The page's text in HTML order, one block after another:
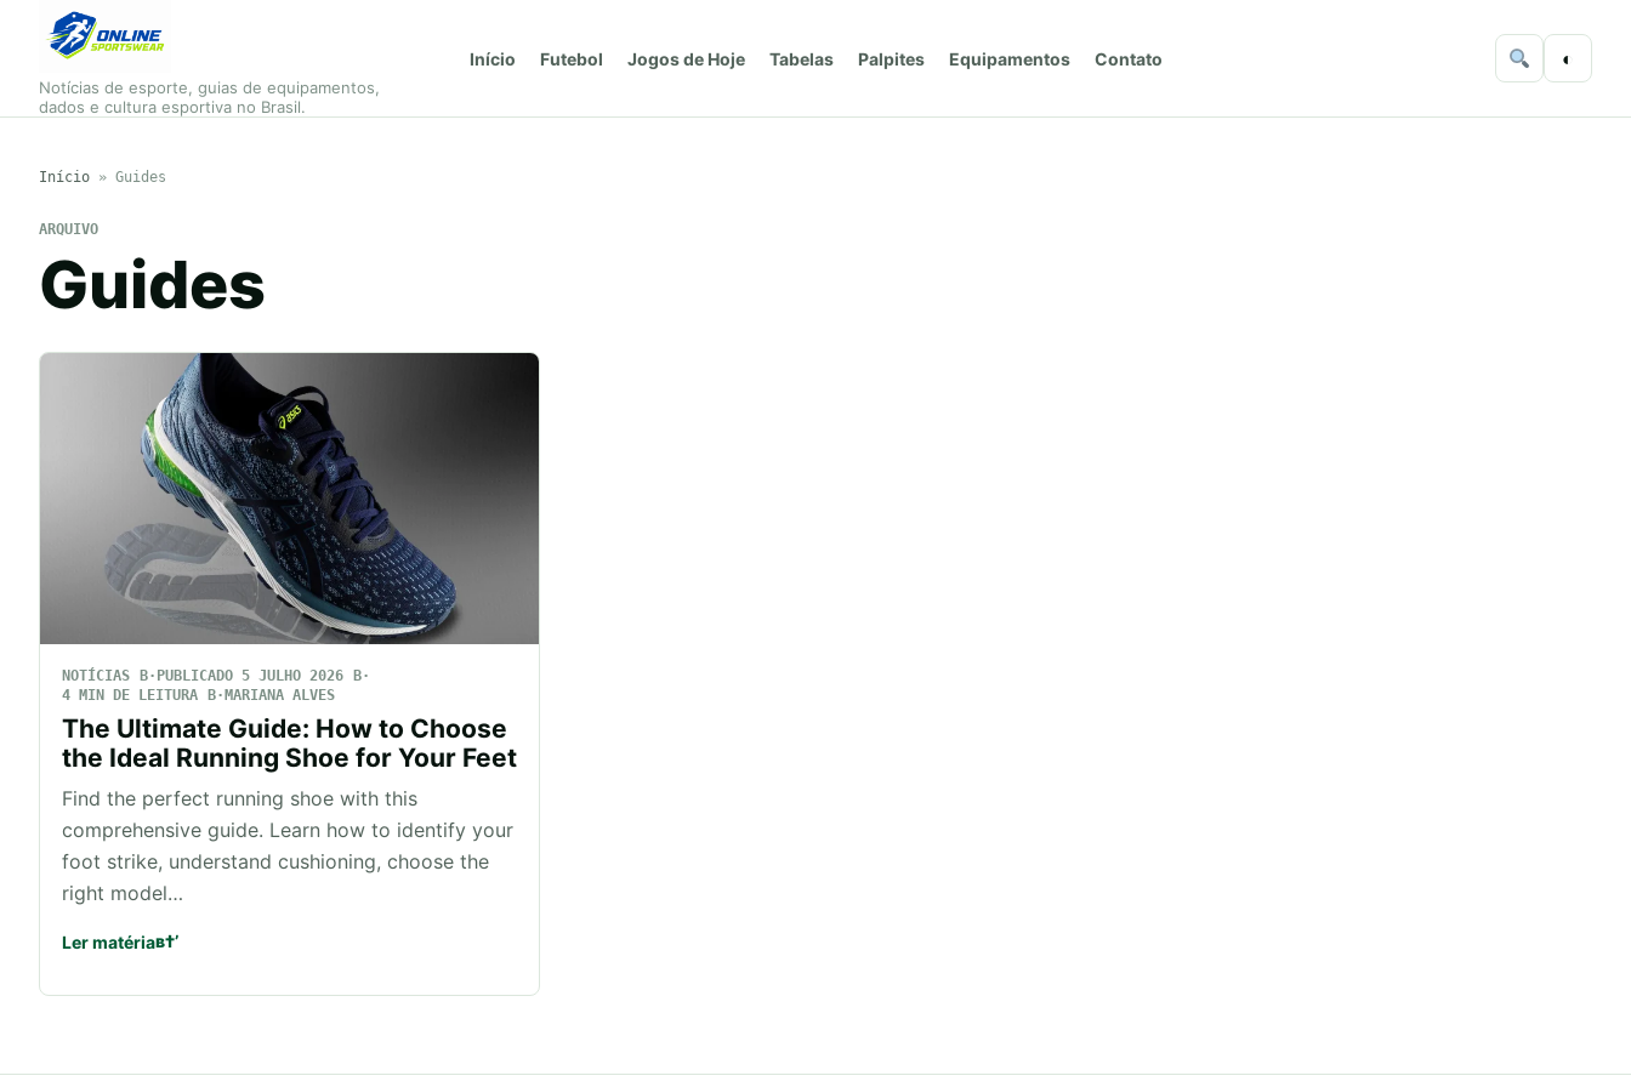
Notícias de esporte, guias de equipamentos,
dados e cultura esportiva no Brasil.
Início Futebol Jogos de Hoje Tabelas Palpites Equipamentos Contato ◐
Início » Guides
ARQUIVO
Guides
NOTÍCIAS
PUBLICADO 5 JULHO 2026
4 MIN DE LEITURA
MARIANA ALVES
The Ultimate Guide: How to Choose
the Ideal Running Shoe for Your Feet
Find the perfect running shoe with this
comprehensive guide. Learn how to identify your
foot strike, understand cushioning, choose the
right model…
Ler matéria